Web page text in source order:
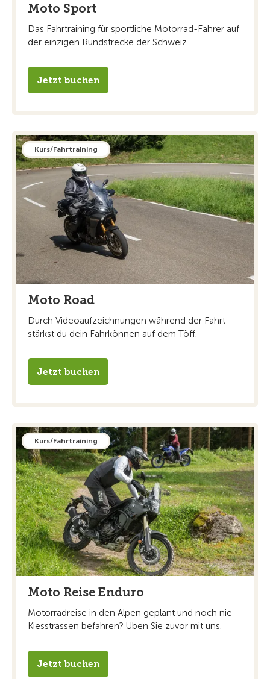
Moto Sport
Das Fahrtraining für sportliche Motorrad-Fahrer auf
der einzigen Rundstrecke der Schweiz.
Jetzt buchen
Kurs/Fahrtraining
Moto Road
Durch Videoaufzeichnungen während der Fahrt
stärkst du dein Fahrkönnen auf dem Töff.
Jetzt buchen
Kurs/Fahrtraining
Moto Reise Enduro
Motorradreise in den Alpen geplant und noch nie
Kiesstrassen befahren? Üben Sie zuvor mit uns.
Jetzt buchen